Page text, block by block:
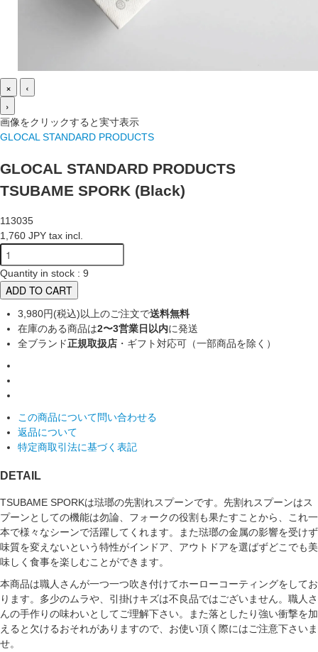
×
‹
›
画像をクリックすると実寸表示
GLOCAL STANDARD PRODUCTS
GLOCAL STANDARD PRODUCTS
TSUBAME SPORK (Black)
113035
1,760 JPY tax incl.
Quantity in stock : 9
ADD TO CART
3,980円(税込)以上のご注文で送料無料
在庫のある商品は2〜3営業日以内に発送
全ブランド正規取扱店 ・ギフト対応可（一部商品を除く）
この商品について問い合わせる
返品について
特定商取引法に基づく表記
DETAIL
TSUBAME SPORKは琺瑯の先割れスプーンです。先割れスプーンはス
プーンとしての機能は勿論、フォークの役割も果たすことから、これ一
本で様々なシーンで活躍してくれます。また琺瑯の金属の影響を受けず
味質を変えないという特性がインドア、アウトドアを選ばずどこでも美
味しく食事を楽しむことができます。
本商品は職人さんが一つ一つ吹き付けてホーローコーティングをしてお
ります。多少のムラや、引掛けキズは不良品ではございません。職人さ
んの手作りの味わいとしてご理解下さい。また落としたり強い衝撃を加
えると欠けるおそれがありますので、お使い頂く際にはご注意下さいま
せ。